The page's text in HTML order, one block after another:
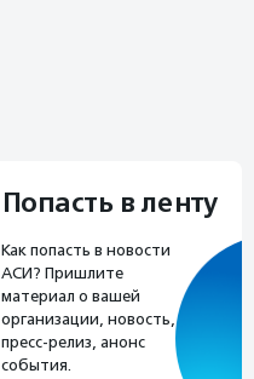
Попасть в ленту
Как попасть в новости
АСИ? Пришлите
материал о вашей
организации, новость,
пресс-релиз, анонс
события.